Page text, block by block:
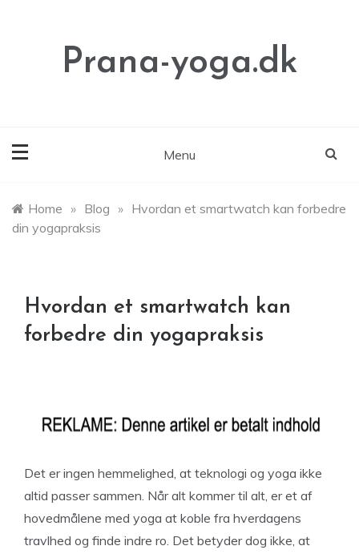
Prana-yoga.dk
Menu
Home » Blog » Hvordan et smartwatch kan forbedre
din yogapraksis
Hvordan et smartwatch kan
forbedre din yogapraksis
Det er ingen hemmelighed, at teknologi og yoga ikke
altid passer sammen. Når alt kommer til alt, er et af
hovedmålene med yoga at koble fra hverdagens
travlhed og finde indre ro. Det betyder dog ikke, at